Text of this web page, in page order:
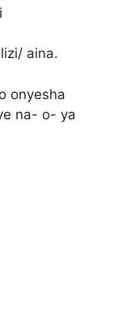
aina.
onyesha
na- o- ya